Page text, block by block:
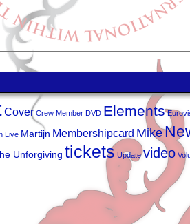
Cover Crew Member DVD Elements
Live Martijn Membershipcard Mike
Unforgiving tickets Update video